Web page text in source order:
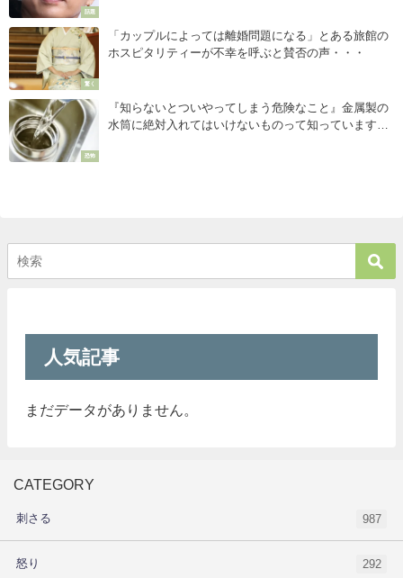
話題
驚く
「カップルによっては離婚問題になる」とある旅館の
ホスピタリティーが不幸を呼ぶと賛否の声・・・
恐怖
『知らないとついやってしまう危険なこと』金属製の
水筒に絶対入れてはいけないものって知っています
人気記事
まだデータがありません。
CATEGORY
刺さる 987
怒り 292